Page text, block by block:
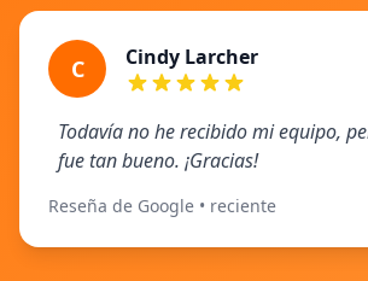
C Cindy Larcher
Todavía no he recibido mi equipo,
fue tan bueno. ¡Gracias!
Reseña de Google • reciente